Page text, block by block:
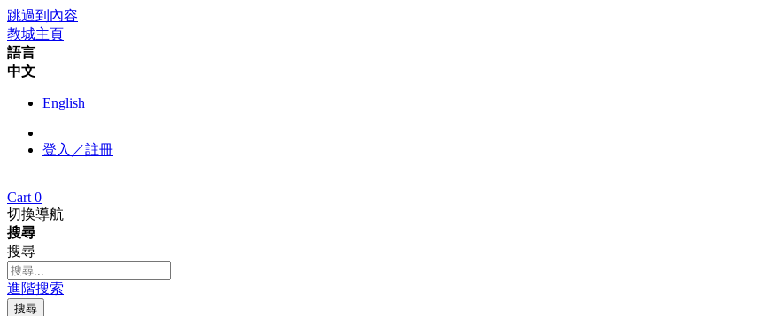
跳過到內容
教城主頁
語言
中文
English
登入／註冊
Cart 0
切換導航
搜尋
搜尋
進階搜索
搜尋